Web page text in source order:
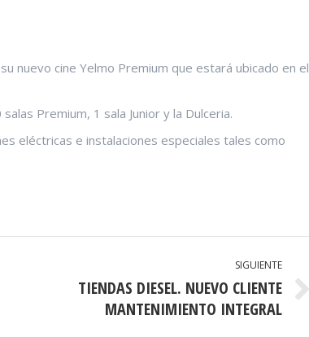
nuevo cine Yelmo Premium que estará ubicado en el
Premium, 1 sala Junior y la Dulceria.
eléctricas e instalaciones especiales tales como
SIGUIENTE
TIENDAS DIESEL. NUEVO CLIENTE
MANTENIMIENTO INTEGRAL